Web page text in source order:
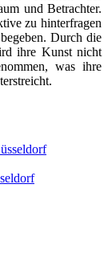
und Betrachter.
zu hinterfragen
Durch die
ihre Kunst nicht
was ihre